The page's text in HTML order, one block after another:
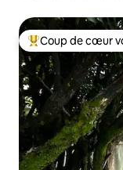
Coup de cœur
Coup de cœur